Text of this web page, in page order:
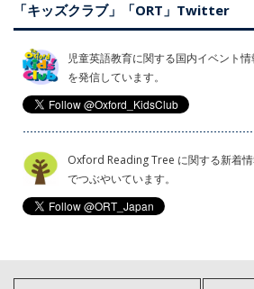
「キッズクラブ」「ORT」Twitter
児童英語教育に関する国内イベント
を発信しています。
Oxford Reading Tree に関する新着
でつぶやいています。